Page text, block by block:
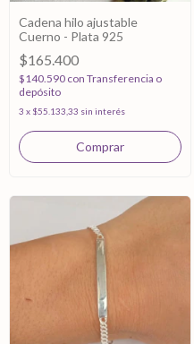
Cadena hilo ajustable
Cuerno - Plata 925
$165.400
$140.590 con Transferencia o
depósito
3 x $55.133,33 sin interés